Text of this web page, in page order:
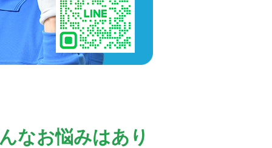
なお悩みはあり